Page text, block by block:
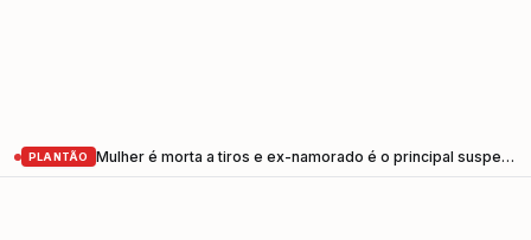
PLANTÃO Mulher é morta a tiros e ex-namorado é o principal suspeito em Pindamonhangaba